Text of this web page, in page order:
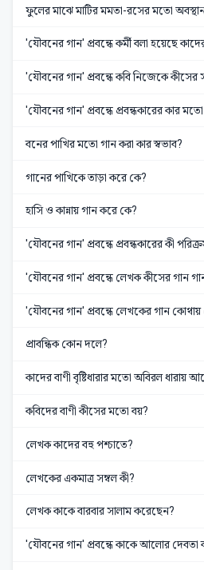
ফুলের মাঝে মাটির মমতা-রসের মতো
'যৌবনের গান' প্রবন্ধে কর্মী বলা হয়েছে
'যৌবনের গান' প্রবন্ধে কবি নিজেকে কীসের
'যৌবনের গান' প্রবন্ধে প্রবন্ধকারের কার
বনের পাখির মতো গান করা কার স্বভাব?
গানের পাখিকে তাড়া করে কে?
হাসি ও কান্নায় গান করে কে?
'যৌবনের গান' প্রবন্ধে প্রবন্ধকারের কী
'যৌবনের গান' প্রবন্ধে লেখক কীসের গান
'যৌবনের গান' প্রবন্ধে লেখকের গান
প্রাবন্ধিক কোন দলে?
কাদের বাণী বৃষ্টিধারার মতো অবিরল ধারায়
কবিদের বাণী কীসের মতো বয়?
লেখক কাদের বহু পশ্চাতে?
লেখকের একমাত্র সম্বল কী?
লেখক কাকে বারবার সালাম করেছেন?
'যৌবনের গান' প্রবন্ধে কাকে আলোর দেবতা